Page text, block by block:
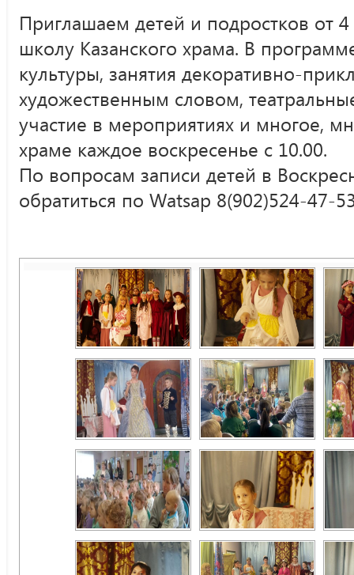
Приглашаем детей и подростков от
школу Казанского храма. В
культуры, занятия декоративно-
художественным словом,
участие в мероприятиях и многое,
храме каждое воскресенье с 10.00.
По вопросам записи детей в
обратиться по Watsap 8(902)524-47-